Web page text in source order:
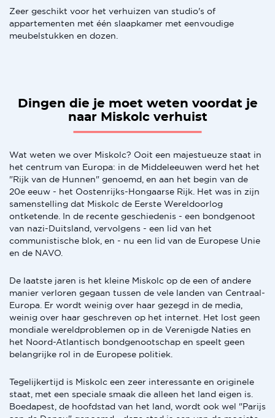
Zeer geschikt voor het verhuizen van studio's of
appartementen met één slaapkamer met eenvoudige
meubelstukken en dozen.
Dingen die je moet weten voordat je
naar Miskolc verhuist
Wat weten we over Miskolc? Ooit een majestueuze staat in
het centrum van Europa: in de Middeleeuwen werd het het
"Rijk van de Hunnen" genoemd, en aan het begin van de
20e eeuw - het Oostenrijks-Hongaarse Rijk. Het was in zijn
samenstelling dat Miskolc de Eerste Wereldoorlog
ontketende. In de recente geschiedenis - een bondgenoot
van nazi-Duitsland, vervolgens - een lid van het
communistische blok, en - nu een lid van de Europese Unie
en de NAVO.
De laatste jaren is het kleine Miskolc op de een of andere
manier verloren gegaan tussen de vele landen van Centraal-
Europa. Er wordt weinig over haar gezegd in de media,
weinig over haar geschreven op het internet. Het lost geen
mondiale wereldproblemen op in de Verenigde Naties en
het Noord-Atlantisch bondgenootschap en speelt geen
belangrijke rol in de Europese politiek.
Tegelijkertijd is Miskolc een zeer interessante en originele
staat, met een speciale smaak die alleen het land eigen is.
Boedapest, de hoofdstad van het land, wordt ook wel "Parijs